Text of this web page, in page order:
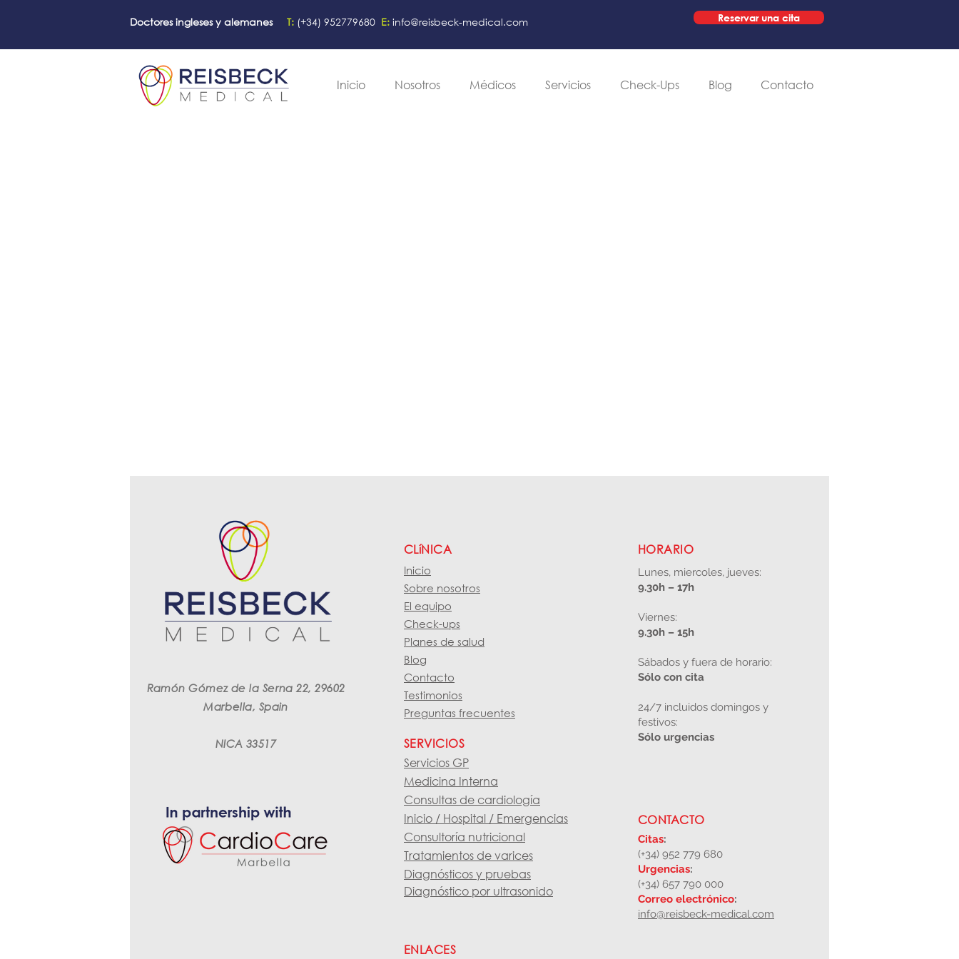
Doctores ingleses y alemanes T: (+34) 952779680 E: info@reisbeck-medical.com Reservar una cita
Inicio Nosotros Médicos Servicios Check-Ups Blog Contacto
Ramón Gómez de la Serna 22, 29602
Marbella, Spain
NICA 33517
CLíNICA
Inicio
Sobre nosotros
El equipo
Check-ups
Planes de salud
Blog
Contacto
Testimonios
Preguntas frecuentes
SERVICIOS
Servicios GP
Medicina Interna
Consultas de cardiología
Inicio / Hospital / Emergencias
Consultoría nutricional
Tratamientos de varices
Diagnósticos y pruebas
Diagnóstico por ultrasonido
ENLACES
HORARIO
Lunes, miercoles, jueves:
9.30h – 17h
Viernes:
9.30h – 15h
Sábados y fuera de horario:
Sólo con cita
24/7 incluidos domingos y
festivos:
Sólo urgencias
CONTACTO
Citas:
(+34) 952 779 680
Urgencias:
(+34) 657 790 000
Correo electrónico:
info@reisbeck-medical.com